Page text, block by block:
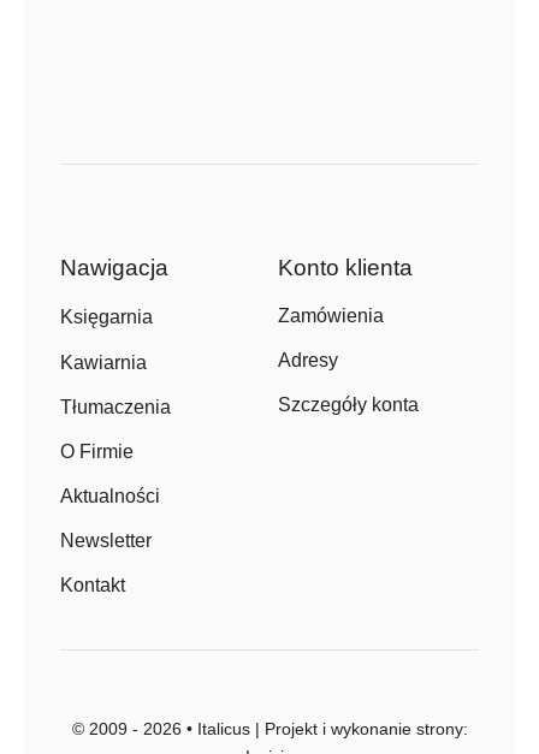
Nawigacja
Księgarnia
Kawiarnia
Tłumaczenia
O Firmie
Aktualności
Newsletter
Kontakt
Konto klienta
Zamówienia
Adresy
Szczegóły konta
© 2009 - 2026 • Italicus | Projekt i wykonanie strony: